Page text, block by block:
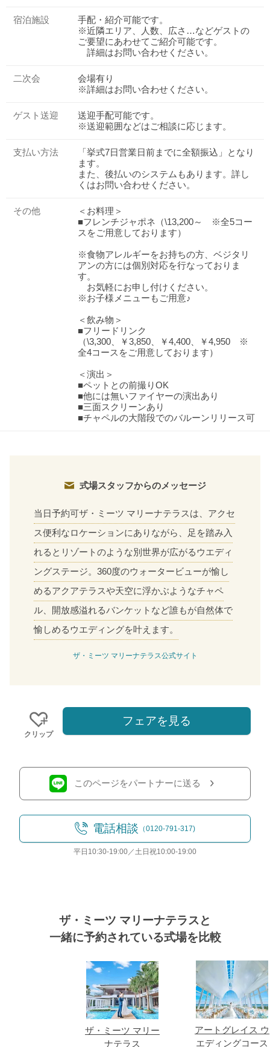
おトクな特典つきフェア
はじめてのご見学がお得◎
フェア一覧
宿泊施設
手配・紹介可能です。
※近隣エリア、人数、広さ…などゲストの
ご要望にあわせてご紹介可能です。
詳細はお問い合わせください。
二次会
会場有り
※詳細はお問い合わせください。
ゲスト送迎
送迎手配可能です。
※送迎範囲などはご相談に応じます。
支払い方法
「挙式7日営業日前までに全額振込」となり
ます。
また、後払いのシステムもあります。詳し
くはお問い合わせください。
その他
＜お料理＞
■フレンチジャポネ（\13,200～ ※全5コー
スをご用意しております）
※食物アレルギーをお持ちの方、ベジタリ
アンの方には個別対応を行なっておりま
す。
お気軽にお申し付けください。
※お子様メニューもご用意♪
＜飲み物＞
■フリードリンク
（\3,300、￥3,850、￥4,400、￥4,950 ※
全4コースをご用意しております）
＜演出＞
■ペットとの前撮りOK
■他には無いファイヤーの演出あり
■三面スクリーンあり
■チャペルの大階段でのバルーンリリース可
式場スタッフからのメッセージ
当日予約可ザ・ミーツ マリーナテラスは、アクセ
ス便利なロケーションにありながら、足を踏み入
れるとリゾートのような別世界が広がるウエディ
ングステージ。360度のウォータービューが愉し
めるアクアテラスや天空に浮かぶようなチャペ
ル、開放感溢れるバンケットなど誰もが自然体で
愉しめるウエディングを叶えます。
ザ・ミーツ マリーナテラス公式サイト
クリップ
フェアを見る
このページをパートナーに送る
電話相談 （0120-791-317)
平日10:30-19:00／土日祝10:00-19:00
ザ・ミーツ マリーナテラスと
一緒に予約されている式場を比較
ザ・ミーツ マリー
ナテラス
アートグレイス ウ
エディングコース